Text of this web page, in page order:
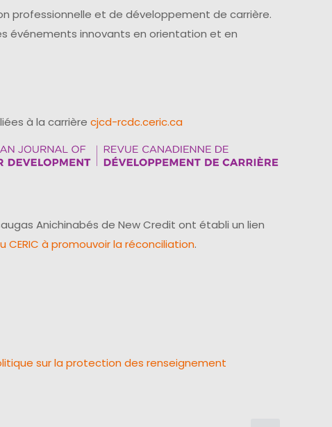
professionnelle et de développement de carrière.
événements innovants en orientation et en
à la carrière cjcd-rcdc.ceric.ca
Anichinabés de New Credit ont établi un lien
CERIC à promouvoir la réconciliation.
sur la protection des renseignement